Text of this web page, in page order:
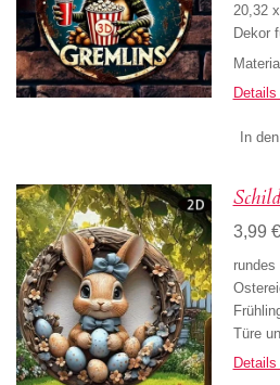
20,32
Dekor
In
3,99 €
Türe